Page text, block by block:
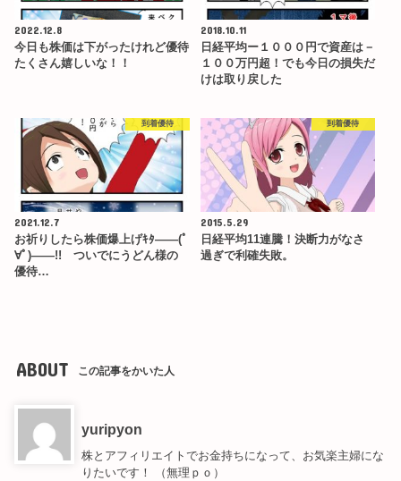
2022.12.8
今日も株価は下がったけれど優待
たくさん嬉しいな！！
2018.10.11
日経平均ー１０００円で資産は－
１００万円超！でも今日の損失だ
けは取り戻した
到着優待
2021.12.7
お祈りしたら株価爆上げｷﾀ――(ﾟ
∀ﾟ)――!! ついでにうどん様の
優待…
到着優待
2015.5.29
日経平均11連騰！決断力がなさ
過ぎで利確失敗。
ABOUT この記事をかいた人
yuripyon
株とアフィリエイトでお金持ちになって、お気楽主婦にな
りたいです！ （無理ｐｏ）